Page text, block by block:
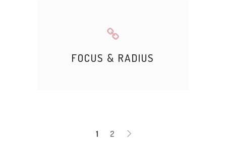
FOCUS & RADIUS
1 2